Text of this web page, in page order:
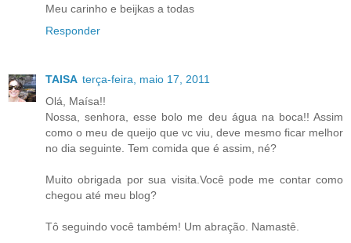
Meu carinho e beijkas a todas
Responder
TAISA terça-feira, maio 17, 2011
Olá, Maísa!!
Nossa, senhora, esse bolo me deu água na boca!! Assim
como o meu de queijo que vc viu, deve mesmo ficar melhor
no dia seguinte. Tem comida que é assim, né?
Muito obrigada por sua visita.Você pode me contar como
chegou até meu blog?
Tô seguindo você também! Um abração. Namastê.